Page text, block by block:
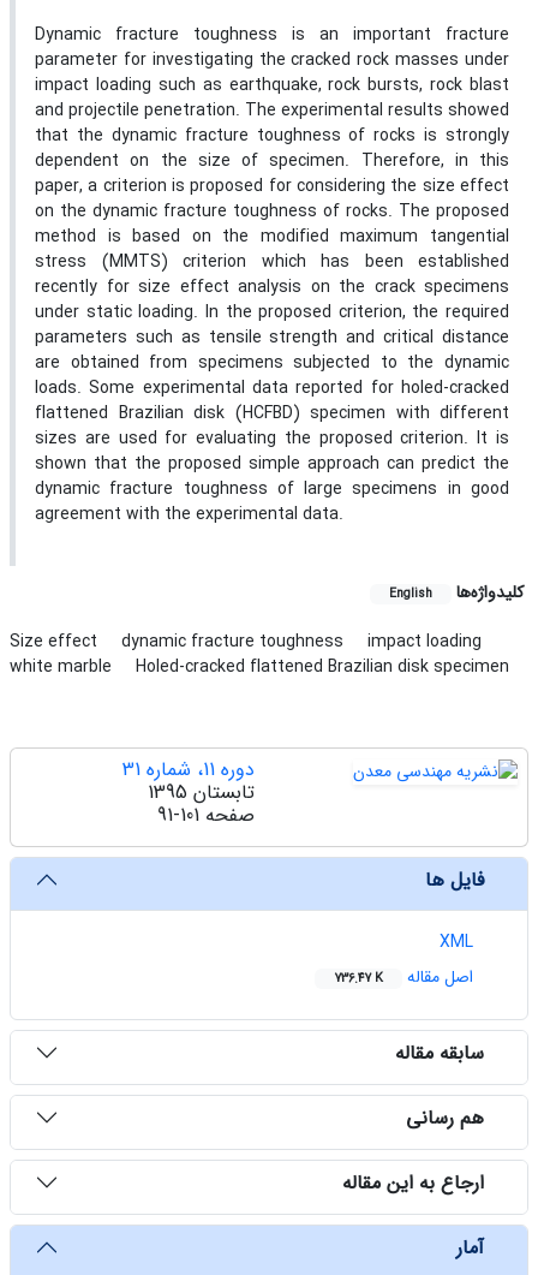
Dynamic fracture toughness is an important fracture
parameter for investigating the cracked rock masses under
impact loading such as earthquake, rock bursts, rock blast
and projectile penetration. The experimental results showed
that the dynamic fracture toughness of rocks is strongly
dependent on the size of specimen. Therefore, in this
paper, a criterion is proposed for considering the size effect
on the dynamic fracture toughness of rocks. The proposed
method is based on the modified maximum tangential
stress (MMTS) criterion which has been established
recently for size effect analysis on the crack specimens
under static loading. In the proposed criterion, the required
parameters such as tensile strength and critical distance
are obtained from specimens subjected to the dynamic
loads. Some experimental data reported for holed-cracked
flattened Brazilian disk (HCFBD) specimen with different
sizes are used for evaluating the proposed criterion. It is
shown that the proposed simple approach can predict the
dynamic fracture toughness of large specimens in good
agreement with the experimental data.
کلیدواژه‌ها English
Size effect dynamic fracture toughness
impact loading
white marble
Holed-cracked flattened Brazilian disk specimen
دوره 11، شماره 31
تابستان 1395
صفحه 91-101
فایل ها
XML
اصل مقاله
736.47 K
سابقه مقاله
هم رسانی
ارجاع به این مقاله
آمار